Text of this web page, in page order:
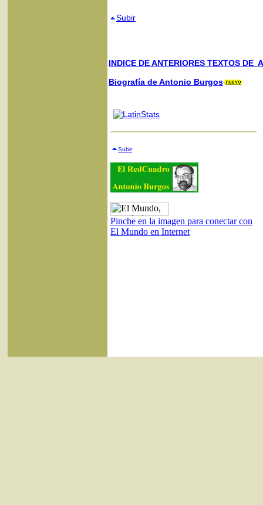
Subir
INDICE DE ANTERIORES TEXTOS DE
Biografía de Antonio Burgos
Subir
Pinche en la imagen para conectar con
El Mundo en Internet